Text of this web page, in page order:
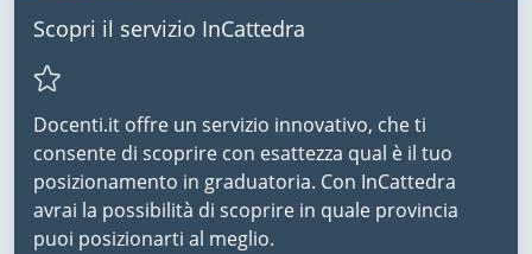
Scopri il servizio InCattedra
Docenti.it offre un servizio innovativo, che ti
consente di scoprire con esattezza qual è il tuo
posizionamento in graduatoria. Con InCattedra
avrai la possibilità di scoprire in quale provincia
puoi posizionarti al meglio.